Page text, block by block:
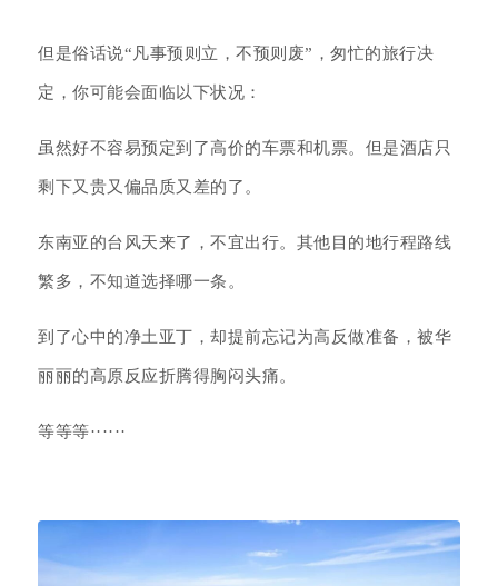
但是俗话说“凡事预则立，不预则废”，匆忙的旅行决
定，你可能会面临以下状况：
虽然好不容易预定到了高价的车票和机票。但是酒店只
剩下又贵又偏品质又差的了。
东南亚的台风天来了，不宜出行。其他目的地行程路线
繁多，不知道选择哪一条。
到了心中的净土亚丁，却提前忘记为高反做准备，被华
丽丽的高原反应折腾得胸闷头痛。
等等等······